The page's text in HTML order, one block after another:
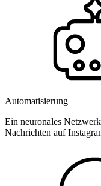
Automatisierung
Ein neuronales
Nachrichten auf